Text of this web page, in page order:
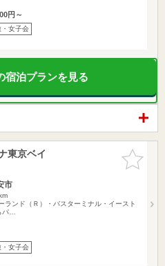
円～
・女子会
宿泊プランを見る
お気に入
りに追加
東京ベイ
市
ランド（Ｒ）・バスターミナル・イースト
パ…
・女子会